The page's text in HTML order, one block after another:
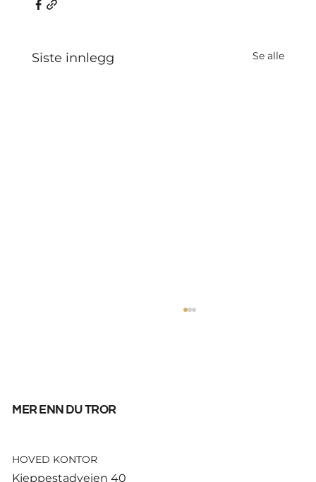
Siste innlegg Se alle
God start for de norske
mer enn du tror
HOVED KONTOR
Kjeppestadveien 40